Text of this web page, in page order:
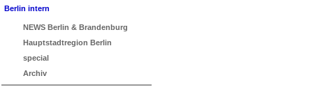
Berlin intern
NEWS Berlin & Brandenburg
Hauptstadtregion Berlin
special
Archiv